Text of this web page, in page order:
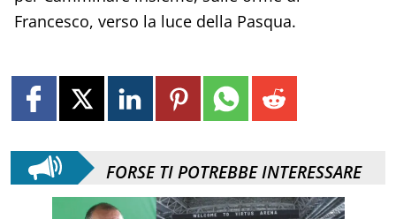
Francesco, verso la luce della Pasqua.
FORSE TI POTREBBE INTERESSARE